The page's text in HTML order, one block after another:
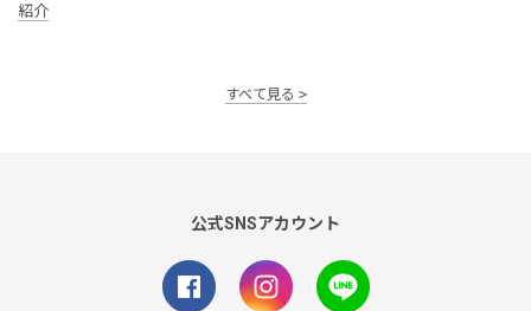
紹介
すべて見る
公式SNSアカウント